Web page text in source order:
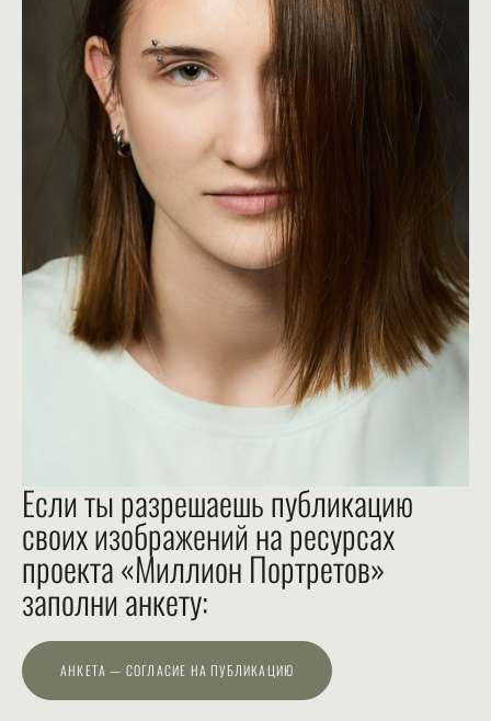
Если ты разрешаешь публикацию
своих изображений на ресурсах
проекта «Миллион Портретов»
заполни анкету:
АНКЕТА — СОГЛАСИЕ НА ПУБЛИКАЦИЮ